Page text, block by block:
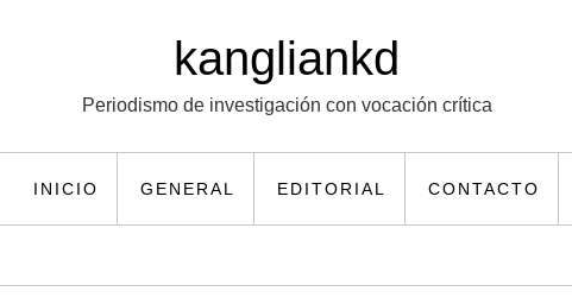
kangliankd
Periodismo de investigación con vocación crítica
INICIO GENERAL EDITORIAL CONTACTO